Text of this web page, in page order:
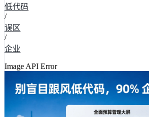
低代码
/
误区
/
企业
Image API Error